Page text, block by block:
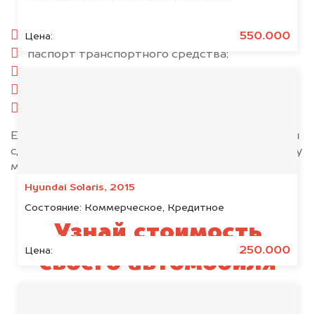
Цена: 550.000
Hyundai Solaris, 2015
Состояние: Коммерческое, Кредитное
Цена: 250.000
паспорт гражданина РФ;
паспорт транспортного средства;
Если у вас нет всех документов, то наши юристы
сделают всё возможное, чтобы оформить сделку
максимально быстро!
Узнай стоимость
своего автомобиля